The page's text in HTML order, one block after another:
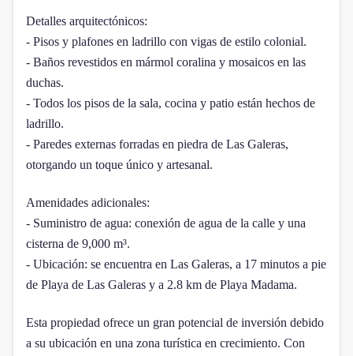
Detalles arquitectónicos:
- Pisos y plafones en ladrillo con vigas de estilo colonial.
- Baños revestidos en mármol coralina y mosaicos en las
duchas.
- Todos los pisos de la sala, cocina y patio están hechos de
ladrillo.
- Paredes externas forradas en piedra de Las Galeras,
otorgando un toque único y artesanal.
Amenidades adicionales:
- Suministro de agua: conexión de agua de la calle y una
cisterna de 9,000 m³.
- Ubicación: se encuentra en Las Galeras, a 17 minutos a pie
de Playa de Las Galeras y a 2.8 km de Playa Madama.
Esta propiedad ofrece un gran potencial de inversión debido
a su ubicación en una zona turística en crecimiento. Con